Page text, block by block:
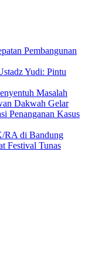
Pembangunan
Yudi: Pintu
Masalah
Dakwah Gelar
Penanganan Kasus
RA di Bandung
Festival Tunas